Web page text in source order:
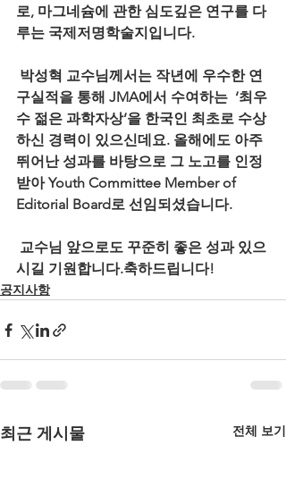
로, 마그네슘에 관한 심도깊은 연구를 다
루는 국제저명학술지입니다.
구실적을 통해 JMA에서 수여하는  ‘최우
수 젊은 과학자상’을 한국인 최초로 수상
하신 경력이 있으신데요. 올해에도 아주
뛰어난 성과를 바탕으로 그 노고를 인정
받아 Youth Committee Member of
Editorial Board로 선임되셨습니다.
시길 기원합니다.축하드립니다!
공지사항
최근 게시물 전체 보기